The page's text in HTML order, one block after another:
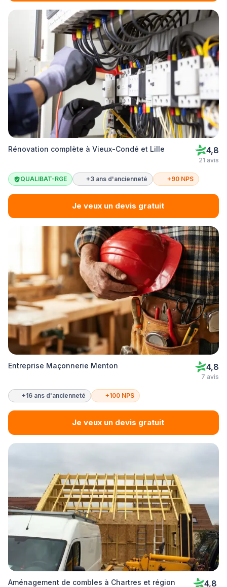
Rénovation complète à Vieux-Condé et Lille 4,8
21 avis
QUALIBAT-RGE +3 ans d'ancienneté +90 NPS
Je veux un devis gratuit
Entreprise Maçonnerie Menton 4,8
7 avis
+16 ans d'ancienneté +100 NPS
Je veux un devis gratuit
Aménagement de combles à Chartres et région
4,8